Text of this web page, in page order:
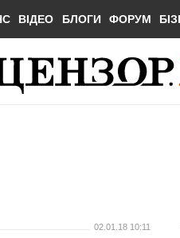
ВІДЕО БЛОГИ ФОРУМ
02.01.18 10:11